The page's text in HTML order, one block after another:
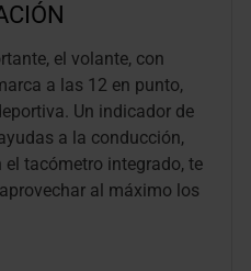
el volante, con
a las 12 en punto,
Un indicador de
a la conducción,
tacómetro integrado, te
al máximo los